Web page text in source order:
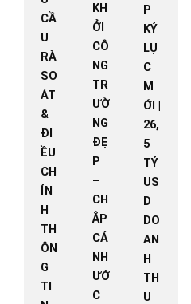
CẦ
U
RÀ
SO
ÁT
&
ĐI
ỀU
CH
ỈN
H
TH
ÔN
G
TI
KH
ỞI
CÔ
NG
TR
ƯỜ
NG
ĐẸ
P
–
CH
ẮP
CÁ
NH
ƯỚ
C
P
KỶ
LỤ
C
M
ỚI |
26,
5
TỶ
US
D
DO
AN
H
TH
U